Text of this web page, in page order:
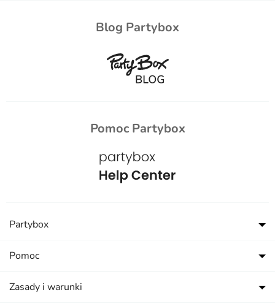
Blog Partybox
Pomoc Partybox
Partybox
Pomoc
Zasady i warunki